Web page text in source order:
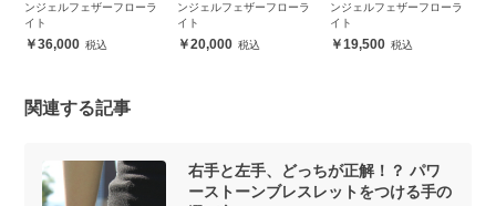
ンジェルフェザーフローラ
イト
36,000
ンジェルフェザーフローラ
イト
20,000
ンジェルフェザーフローラ
イト
19,500
関連する記事
右手と左手、どっちが正解！？ パワ
ーストーンブレスレットをつける手の